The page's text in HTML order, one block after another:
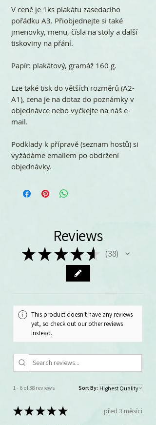
V ceně je 1ks plakátu zasedacího
pořádku A3. Přiobjednejte si také
jmenovky, menu, čísla na stoly a další
tiskoviny na přání.
Papír: plakátový, gramáž 160 g.
Lze také tisk do větších rozměrů (A2-
A1), cena je na dotaz do poznámky v
objednávce nebo vyčkejte na náš e-
mail.
Podklady k přípravě (seznam hostů) si
vyžádáme emailem po obdržení
objednávky.
Reviews
★ ★★★★ 38
38
This product doesn't have any reviews
yet, so check out our other reviews
instead.
1 - 6 of 38 reviews Sort By:
★★★★★ před 3 měsíci